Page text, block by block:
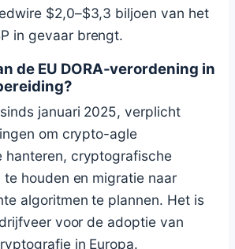
$2,0–$3,3 biljoen van het
in gevaar brengt.
de EU DORA-verordening in
januari 2025, verplicht
om crypto-agle
hanteren, cryptografische
houden en migratie naar
algoritmen te plannen. Het is
voor de adoptie van
in Europa.